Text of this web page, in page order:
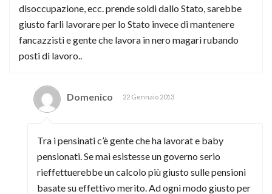
disoccupazione, ecc. prende soldi dallo Stato, sarebbe
giusto farli lavorare per lo Stato invece di mantenere
fancazzisti e gente che lavora in nero magari rubando
posti di lavoro..
Domenico 22 Gennaio 2013
Tra i pensinati c’è gente che ha lavorat e baby
pensionati. Se mai esistesse un governo serio
rieffettuerebbe un calcolo più giusto sulle pensioni
basate su effettivo merito. Ad ogni modo giusto per